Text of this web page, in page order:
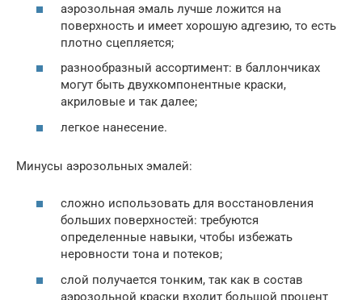
аэрозольная эмаль лучше ложится на
поверхность и имеет хорошую адгезию, то есть
плотно сцепляется;
разнообразный ассортимент: в баллончиках
могут быть двухкомпонентные краски,
акриловые и так далее;
легкое нанесение.
Минусы аэрозольных эмалей:
сложно использовать для восстановления
больших поверхностей: требуются
определенные навыки, чтобы избежать
неровности тона и потеков;
слой получается тонким, так как в состав
аэрозольной краски входит большой процент